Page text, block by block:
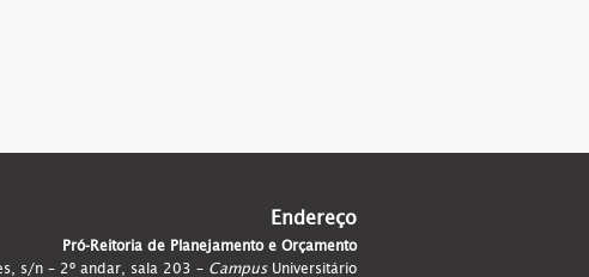
Endereço
Pró-Reitoria de Planejamento e Orçamento
s/n – 2º andar, sala 203 – CampusUniversitário